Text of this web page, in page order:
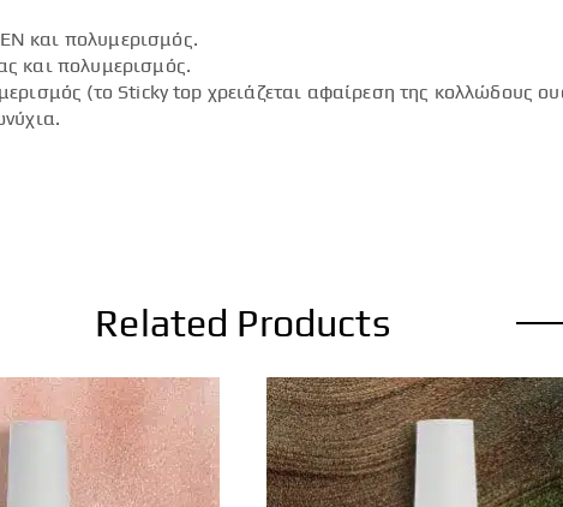
και πολυμερισμός.
και πολυμερισμός.
(το Sticky top χρειάζεται αφαίρεση της κολλώδους
Related Products